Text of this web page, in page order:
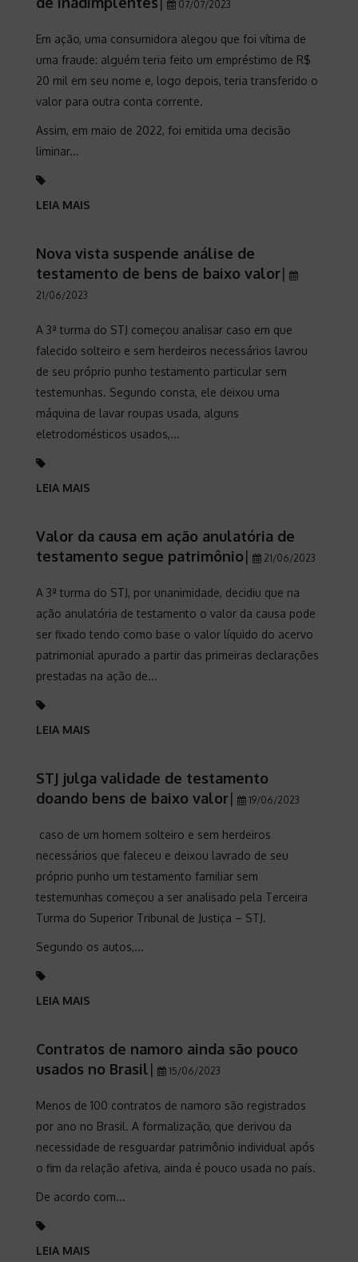
07/07/2023
Em ação, uma consumidora alegou que foi vítima de
uma fraude: alguém teria feito um empréstimo de R$
20 mil em seu nome e, logo depois, teria transferido o
valor para outra conta corrente.
Assim, em maio de 2022, foi emitida uma decisão
liminar...
LEIA MAIS
Nova vista suspende análise de
testamento de bens de baixo valor|
21/06/2023
A 3ª turma do STJ começou analisar caso em que
falecido solteiro e sem herdeiros necessários lavrou
de seu próprio punho testamento particular sem
testemunhas. Segundo consta, ele deixou uma
máquina de lavar roupas usada, alguns
eletrodomésticos usados,...
LEIA MAIS
Valor da causa em ação anulatória de
testamento segue patrimônio| 21/06/2023
A 3ª turma do STJ, por unanimidade, decidiu que na
ação anulatória de testamento o valor da causa pode
ser fixado tendo como base o valor líquido do acervo
patrimonial apurado a partir das primeiras declarações
prestadas na ação de...
LEIA MAIS
STJ julga validade de testamento
doando bens de baixo valor| 19/06/2023
caso de um homem solteiro e sem herdeiros
necessários que faleceu e deixou lavrado de seu
próprio punho um testamento familiar sem
testemunhas começou a ser analisado pela Terceira
Turma do Superior Tribunal de Justiça – STJ.
Segundo os autos,...
LEIA MAIS
Contratos de namoro ainda são pouco
usados no Brasil| 15/06/2023
Menos de 100 contratos de namoro são registrados
por ano no Brasil. A formalização, que derivou da
necessidade de resguardar patrimônio individual após
o fim da relação afetiva, ainda é pouco usada no país.
De acordo com...
LEIA MAIS